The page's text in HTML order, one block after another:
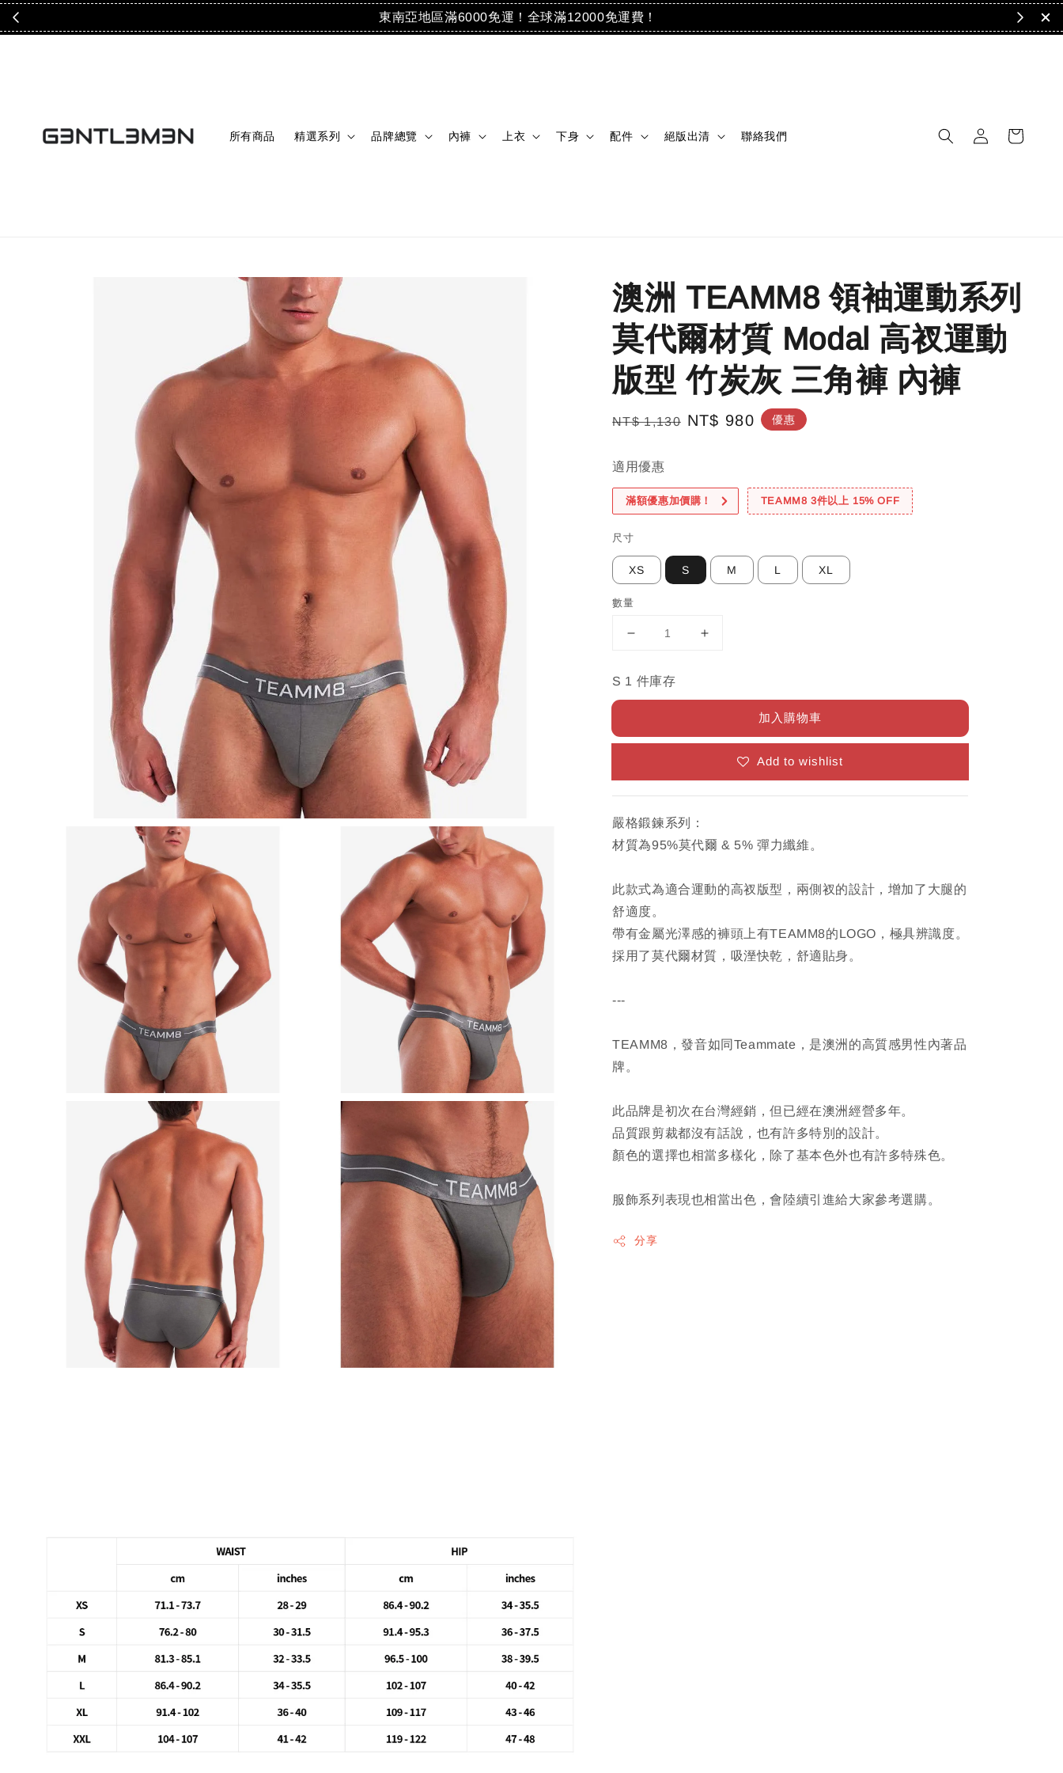
東南亞地區滿6000免運！全球滿12000免運費！
所有商品 精選系列 品牌總覽 內褲 上衣 下身 配件 絕版出清 聯絡我們
澳洲 TEAMM8 領袖運動系列
莫代爾材質 Modal 高衩運動
版型 竹炭灰 三角褲 內褲
Regular
NT$ 1,130 Sale
NT$ 980 優惠
適用優惠
滿額優惠加價購！ TEAMM8 3件以上 15% OFF
尺寸
XS S M L XL
數量
S 1 件庫存
加入購物車
Add to wishlist
嚴格鍛鍊系列：
材質為95%莫代爾 & 5% 彈力纖維。
此款式為適合運動的高衩版型，兩側衩的設計，增加了大腿的
舒適度。
帶有金屬光澤感的褲頭上有TEAMM8的LOGO，極具辨識度。
採用了莫代爾材質，吸溼快乾，舒適貼身。
---
TEAMM8，發音如同Teammate，是澳洲的高質感男性內著品
牌。
此品牌是初次在台灣經銷，但已經在澳洲經營多年。
品質跟剪裁都沒有話說，也有許多特別的設計。
顏色的選擇也相當多樣化，除了基本色外也有許多特殊色。
服飾系列表現也相當出色，會陸續引進給大家參考選購。
分享